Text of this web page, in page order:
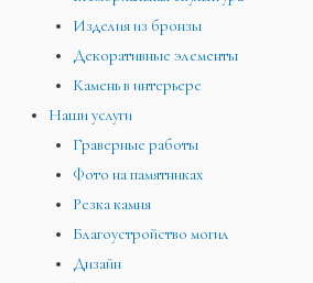
Изделия из бронзы
Декоративные элементы
Камень в интерьере
Наши услуги
Граверные работы
Фото на памятниках
Резка камня
Благоустройство могил
Дизайн